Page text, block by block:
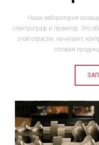
Наша лаборатория
спектрограф и проектор. Это
этой отрасли, начиная с
готовая